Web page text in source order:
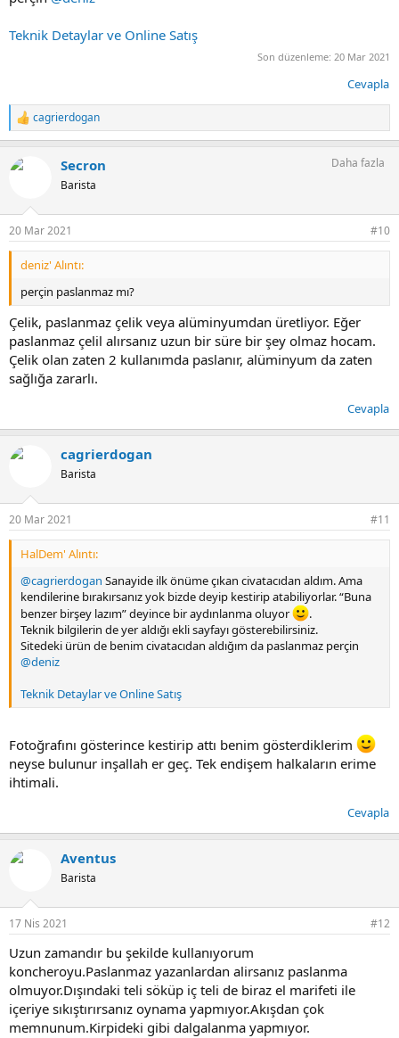
Teknik Detaylar ve Online Satış
Son düzenleme: 20 Mar 2021
Cevapla
T
e
k
:
cagrierdogan
Secron
Barista
Daha fazla
20 Mar 2021 #10
deniz' Alıntı:
perçin paslanmaz mı?
Çelik, paslanmaz çelik veya alüminyumdan üretliyor. Eğer
paslanmaz çelil alırsanız uzun bir süre bir şey olmaz hocam.
Çelik olan zaten 2 kullanımda paslanır, alüminyum da zaten
sağlığa zararlı.
Cevapla
cagrierdogan
Barista
20 Mar 2021 #11
HalDem' Alıntı:
@cagrierdogan Sanayide ilk önüme çıkan civatacıdan aldım. Ama
kendilerine bırakırsanız yok bizde deyip kestirip atabiliyorlar. “Buna
benzer birşey lazım” deyince bir aydınlanma oluyor
.
Teknik bilgilerin de yer aldığı ekli sayfayı gösterebilirsiniz.
Sitedeki ürün de benim civatacıdan aldığım da paslanmaz perçin
@deniz
Teknik Detaylar ve Online Satış
Fotoğrafını gösterince kestirip attı benim gösterdiklerim
neyse bulunur inşallah er geç. Tek endişem halkaların erime
ihtimali.
Cevapla
Aventus
Barista
17 Nis 2021 #12
Uzun zamandır bu şekilde kullanıyorum
koncheroyu.Paslanmaz yazanlardan alirsanız paslanma
olmuyor.Dışındaki teli söküp iç teli de biraz el marifeti ile
içeriye sıkıştırırsanız oynama yapmıyor.Akışdan çok
memnunum.Kirpideki gibi dalgalanma yapmıyor.